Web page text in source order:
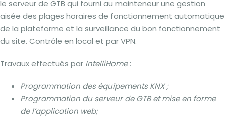
le serveur de GTB qui fourni au mainteneur une gestion
aisée des plages horaires de fonctionnement automatique
de la plateforme et la surveillance du bon fonctionnement
du site. Contrôle en local et par VPN.
Travaux effectués par IntelliHome:
Programmation des équipements KNX ;
Programmation du serveur de GTB et mise en forme
de l’application web;